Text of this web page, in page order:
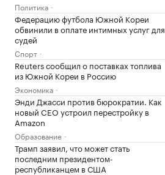
Политика
Федерацию футбола Южной Кореи
обвинили в оплате интимных услуг для
судей
Спорт
Reuters сообщил о поставках топлива
из Южной Кореи в Россию
Экономика
Энди Джасси против бюрократии. Как
новый CEO устроил перестройку в
Amazon
Образование
Трамп заявил, что может стать
последним президентом-
республиканцем в США